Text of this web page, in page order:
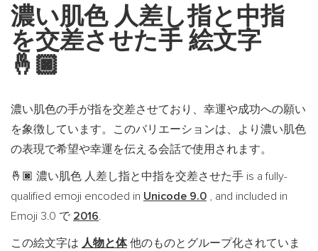
濃い肌色 人差し指と中指
を交差させた手 絵文字
🤞🏿
濃い肌色の手が指を交差させており、幸運や成功への願い
を象徴しています。このバリエーションは、より濃い肌色
の表現で希望や幸運を伝える会話で使用されます。
🤞🏿 濃い肌色 人差し指と中指を交差させた手 is a fully-
qualified emoji encoded in Unicode 9.0 , and included in
Emoji 3.0 で 2016.
この絵文字は 人物と体他のものとグループ化されていま